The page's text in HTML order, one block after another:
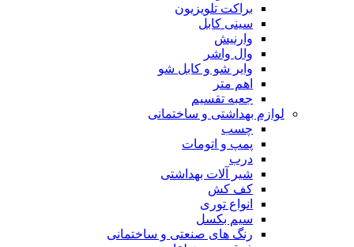
براکت تلویزیون
سینی کابل
وارنیش
وال واشر
وایر شو و کابل شو
اهم متر
جعبه تقسیم
لوازم بهداشتی و ساختمانی
چسب
پمپ و اتومات
درب
شیر آلات بهداشتی
کف کش
انواع توری
سیم بکسل
رنگ های صنعتی و ساختمانی